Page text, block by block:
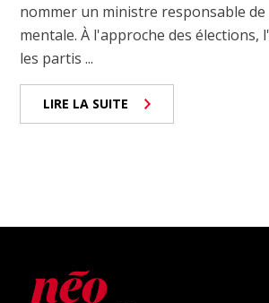
nommer un ministre responsable de
mentale. À l'approche des élections,
les partis ...
LIRE LA SUITE